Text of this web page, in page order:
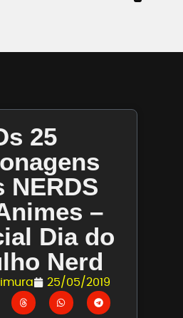
25
NERDS
–
Dia do
Nerd
25/05/2019